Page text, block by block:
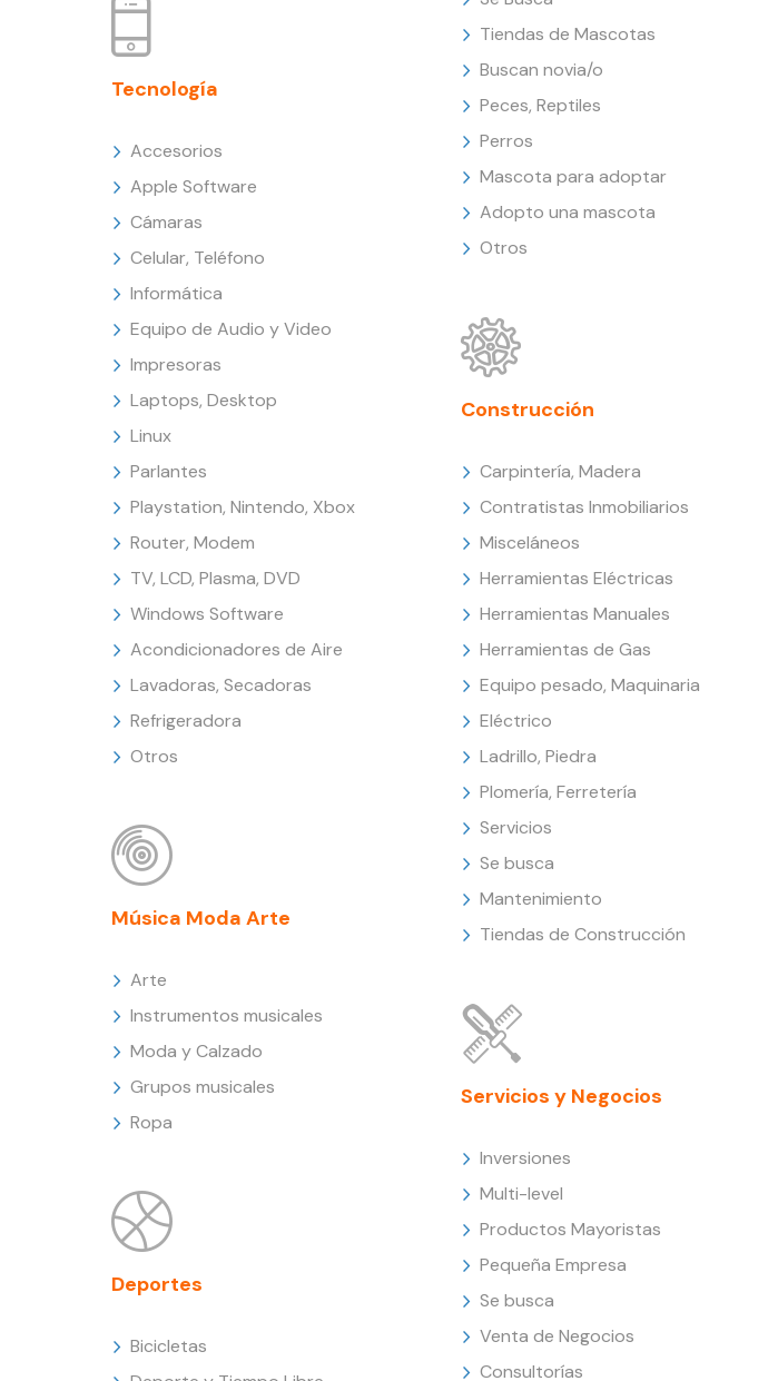
Tecnología
Accesorios
Apple Software
Cámaras
Celular, Teléfono
Informática
Equipo de Audio y Video
Impresoras
Laptops, Desktop
Linux
Parlantes
Playstation, Nintendo, Xbox
Router, Modem
TV, LCD, Plasma, DVD
Windows Software
Acondicionadores de Aire
Lavadoras, Secadoras
Refrigeradora
Otros
Música Moda Arte
Arte
Instrumentos musicales
Moda y Calzado
Grupos musicales
Ropa
Deportes
Bicicletas
Tiendas de Mascotas
Buscan novia/o
Peces, Reptiles
Perros
Mascota para adoptar
Adopto una mascota
Otros
Construcción
Carpintería, Madera
Contratistas Inmobiliarios
Misceláneos
Herramientas Eléctricas
Herramientas Manuales
Herramientas de Gas
Equipo pesado, Maquinaria
Eléctrico
Ladrillo, Piedra
Plomería, Ferretería
Servicios
Se busca
Mantenimiento
Tiendas de Construcción
Servicios y Negocios
Inversiones
Multi-level
Productos Mayoristas
Pequeña Empresa
Se busca
Venta de Negocios
Consultorías